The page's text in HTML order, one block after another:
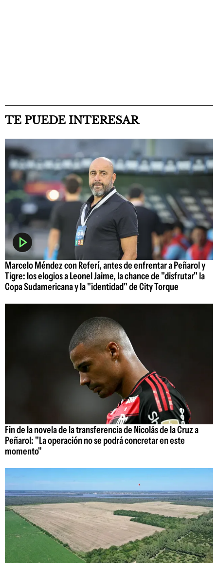
TE PUEDE INTERESAR
Marcelo Méndez con Referí, antes de enfrentar a Peñarol y
Tigre: los elogios a Leonel Jaime, la chance de "disfrutar" la
Copa Sudamericana y la "identidad" de City Torque
Fin de la novela de la transferencia de Nicolás de la Cruz a
Peñarol: "La operación no se podrá concretar en este
momento"